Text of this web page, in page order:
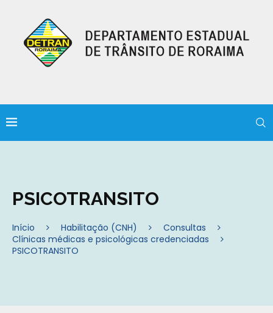
PSICOTRANSITO
Início Habilitação (CNH)
Consultas
Clínicas médicas e psicológicas credenciadas
PSICOTRANSITO